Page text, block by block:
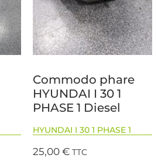
Commodo phare
HYUNDAI I 30 1
PHASE 1 Diesel
HYUNDAI I 30 1 PHASE 1
25,00€ TTC